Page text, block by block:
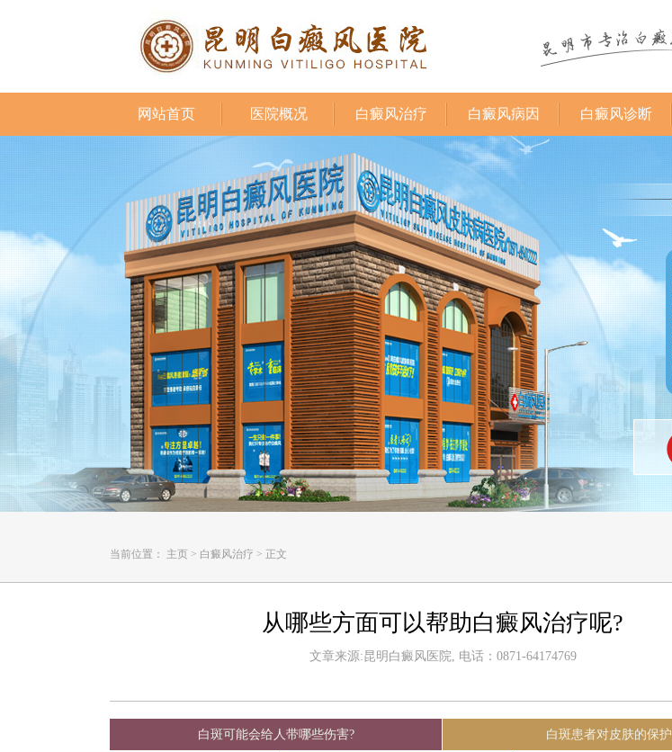
网站首页 医院概况 白癜风治疗 白癜风病因 白癜风诊断
当前位置： 主页 > 白癜风治疗 > 正文
从哪些方面可以帮助白癜风治疗呢?
文章来源:昆明白癜风医院, 电话：0871-64174769
白斑可能会给人带哪些伤害? 白斑患者对皮肤的保护